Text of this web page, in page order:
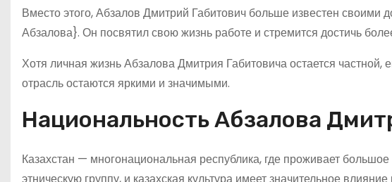
Вместо этого, Абзалов Дмитрий Габитович больше известен своими
Абзалова}. Он посвятил свою жизнь работе и стремится достичь
Хотя личная жизнь Абзалова Дмитрия Габитовича остается
отрасль остаются яркими и значимыми.
Национальность Абзалова
Казахстан — многонациональная республика, где проживает
этническую группу, и казахская культура имеет значительное